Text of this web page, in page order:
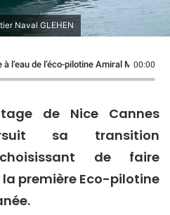
Naval GLEHEN
à l’eau de l’éco-pilotine Amiral Muselier
00:00
de Nice Cannes
sa transition
de faire
première Eco-pilotine